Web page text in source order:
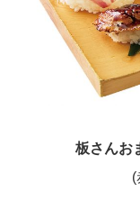
板さんお
(